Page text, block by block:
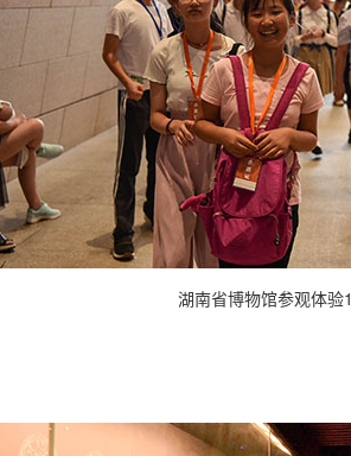
湖南省博物馆参观体验1